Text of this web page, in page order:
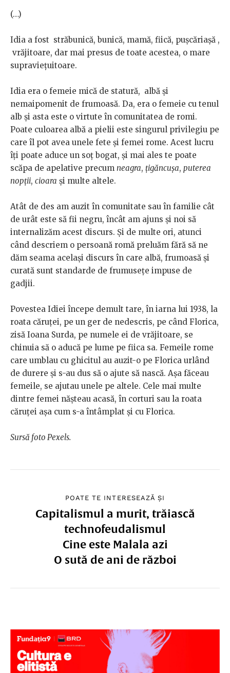
(…)
Idia a fost străbunică, bunică, mamă, fiică, pușcăriașă ,
vrăjitoare, dar mai presus de toate acestea, o mare
supraviețuitoare.
Idia era o femeie mică de statură, albă și
nemaipomenit de frumoasă. Da, era o femeie cu tenul
alb și asta este o virtute în comunitatea de romi.
Poate culoarea albă a pielii este singurul privilegiu pe
care îl pot avea unele fete și femei rome. Acest lucru
îți poate aduce un soț bogat, și mai ales te poate
scăpa de apelative precum neagra, țigăncușa, puterea
nopții, cioara și multe altele.
Atât de des am auzit în comunitate sau în familie cât
de urât este să fii negru, încât am ajuns și noi să
internalizăm acest discurs. Și de multe ori, atunci
când descriem o persoană romă preluăm fără să ne
dăm seama același discurs în care albă, frumoasă și
curată sunt standarde de frumusețe impuse de
gadjii.
Povestea Idiei începe demult tare, în iarna lui 1938, la
roata căruței, pe un ger de nedescris, pe când Florica,
zisă Ioana Surda, pe numele ei de vrăjitoare, se
chinuia să o aducă pe lume pe fiica sa. Femeile rome
care umblau cu ghicitul au auzit-o pe Florica urlând
de durere și s-au dus să o ajute să nască. Așa făceau
femeile, se ajutau unele pe altele. Cele mai multe
dintre femei nășteau acasă, în corturi sau la roata
căruței așa cum s-a întâmplat și cu Florica.
Sursă foto Pexels.
POATE TE INTERESEAZĂ ȘI
Capitalismul a murit, trăiască
technofeudalismul
Cine este Malala azi
O sută de ani de război